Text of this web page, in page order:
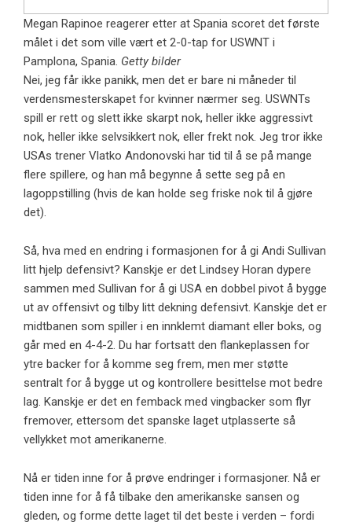
Megan Rapinoe reagerer etter at Spania scoret det første
målet i det som ville vært et 2-0-tap for USWNT i
Pamplona, ​​Spania. Getty bilder
Nei, jeg får ikke panikk, men det er bare ni måneder til
verdensmesterskapet for kvinner nærmer seg. USWNTs
spill er rett og slett ikke skarpt nok, heller ikke aggressivt
nok, heller ikke selvsikkert nok, eller frekt nok. Jeg tror ikke
USAs trener Vlatko Andonovski har tid til å se på mange
flere spillere, og han må begynne å sette seg på en
lagoppstilling (hvis de kan holde seg friske nok til å gjøre
det).
Så, hva med en endring i formasjonen for å gi Andi Sullivan
litt hjelp defensivt? Kanskje er det Lindsey Horan dypere
sammen med Sullivan for å gi USA en dobbel pivot å bygge
ut av offensivt og tilby litt dekning defensivt. Kanskje det er
midtbanen som spiller i en innklemt diamant eller boks, og
går med en 4-4-2. Du har fortsatt den flankeplassen for
ytre backer for å komme seg frem, men mer støtte
sentralt for å bygge ut og kontrollere besittelse mot bedre
lag. Kanskje er det en femback med vingbacker som flyr
fremover, ettersom det spanske laget utplasserte så
vellykket mot amerikanerne.
Nå er tiden inne for å prøve endringer i formasjoner. Nå er
tiden inne for å få tilbake den amerikanske sansen og
gleden, og forme dette laget til det beste i verden – fordi